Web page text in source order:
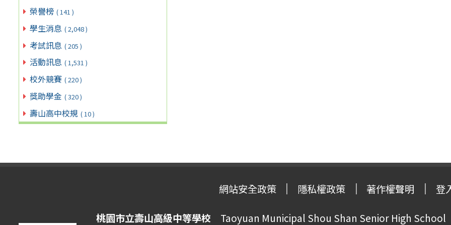
榮譽榜 ( 141 )
學生消息 ( 2,048 )
考試訊息 ( 205 )
活動訊息 ( 1,531 )
校外競賽 ( 220 )
獎助學金 ( 320 )
壽山高中校規 ( 10 )
網站安全政策 隱私權政策 著作權聲明 登
桃園市立壽山高級中等學校 Taoyuan Municipal Shou Shan Senior High School